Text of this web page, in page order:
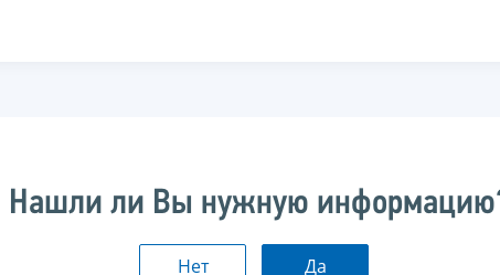
Нашли ли Вы нужную
Нет Да